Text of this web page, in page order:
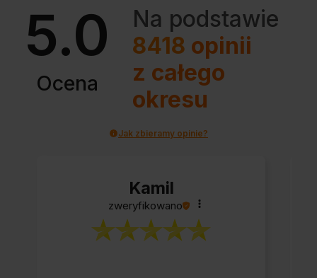
5.0
Ocena
Na podstawie
8418 opinii
z całego
okresu
Jak zbieramy opinie?
Kamil
zweryfikowano